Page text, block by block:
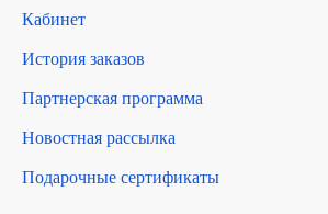
Кабинет
История заказов
Партнерская программа
Новостная рассылка
Подарочные сертификаты